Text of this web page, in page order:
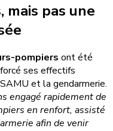
mais pas une
pompiers ont été
ses effectifs
et la gendarmerie.
engagé rapidement de
en renfort, assisté
afin de venir